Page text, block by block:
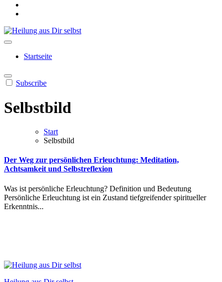
Startseite
Subscribe
Selbstbild
Start
Selbstbild
Der Weg zur persönlichen Erleuchtung: Meditation,
Achtsamkeit und Selbstreflexion
Was ist persönliche Erleuchtung? Definition und Bedeutung
Persönliche Erleuchtung ist ein Zustand tiefgreifender spiritueller
Erkenntnis...